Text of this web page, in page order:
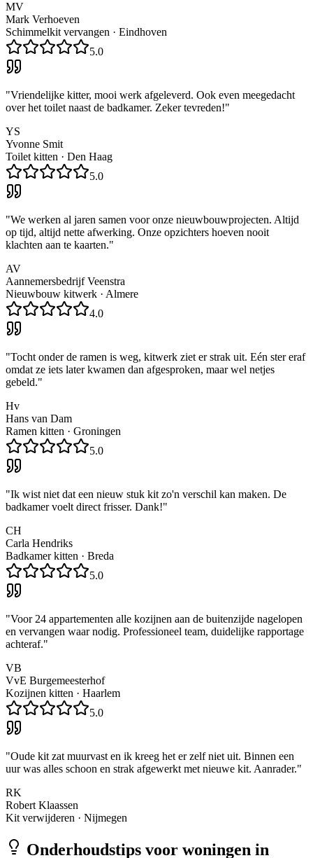
MV
Mark Verhoeven
Schimmelkit vervangen · Eindhoven
5.0
"Vriendelijke kitter, mooi werk afgeleverd. Ook even meegedacht
over het toilet naast de badkamer. Zeker tevreden!"
YS
Yvonne Smit
Toilet kitten · Den Haag
5.0
"We werken al jaren samen voor onze nieuwbouwprojecten. Altijd
op tijd, altijd nette afwerking. Onze opzichters hoeven nooit
klachten aan te kaarten."
AV
Aannemersbedrijf Veenstra
Nieuwbouw kitwerk · Almere
4.0
"Tocht onder de ramen is weg, kitwerk ziet er strak uit. Eén ster eraf
omdat ze iets later kwamen dan afgesproken, maar wel netjes
gebeld."
Hv
Hans van Dam
Ramen kitten · Groningen
5.0
"Ik wist niet dat een nieuw stuk kit zo'n verschil kan maken. De
badkamer voelt direct frisser. Dank!"
CH
Carla Hendriks
Badkamer kitten · Breda
5.0
"Voor 24 appartementen alle kozijnen aan de buitenzijde nagelopen
en vervangen waar nodig. Professioneel team, duidelijke rapportage
achteraf."
VB
VvE Burgemeesterhof
Kozijnen kitten · Haarlem
5.0
"Oude kit zat muurvast en ik kreeg het er zelf niet uit. Binnen een
uur was alles schoon en strak afgewerkt met nieuwe kit. Aanrader."
RK
Robert Klaassen
Kit verwijderen · Nijmegen
Onderhoudstips voor woningen in